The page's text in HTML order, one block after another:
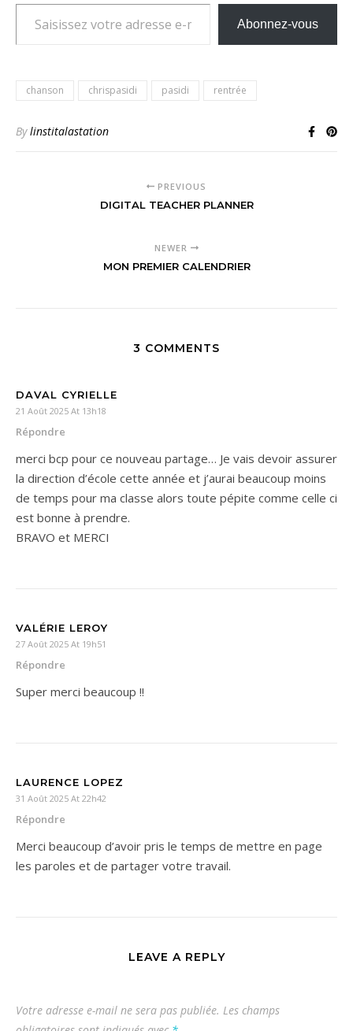
Saisissez votre adresse e-mail…
Abonnez-vous
chanson chrispasidi pasidi rentrée
Bylinstitalastation
PREVIOUS
DIGITAL TEACHER PLANNER
NEWER
MON PREMIER CALENDRIER
3 COMMENTS
DAVAL CYRIELLE
21 Août 2025 At 13h18
Répondre
merci bcp pour ce nouveau partage… Je vais devoir assurer
la direction d’école cette année et j’aurai beaucoup moins
de temps pour ma classe alors toute pépite comme celle ci
est bonne à prendre.
BRAVO et MERCI
VALÉRIE LEROY
27 Août 2025 At 19h51
Répondre
Super merci beaucoup !!
LAURENCE LOPEZ
31 Août 2025 At 22h42
Répondre
Merci beaucoup d’avoir pris le temps de mettre en page
les paroles et de partager votre travail.
LEAVE A REPLY
Votre adresse e-mail ne sera pas publiée. Les champs